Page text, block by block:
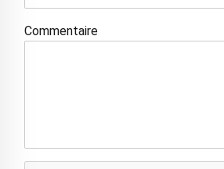
Commentaire